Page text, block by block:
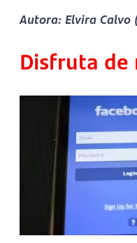
Autora: Elvira Calvo
Disfruta de